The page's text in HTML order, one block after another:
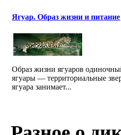
Ягуар. Образ жизни и питание
Образ жизни ягуаров
ягуары — территориальные
ягуара занимает...